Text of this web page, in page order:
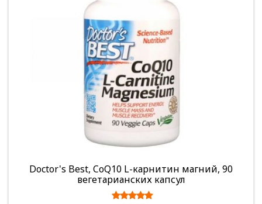
Doctor's Best, CoQ10 L-карнитин магний, 90
вегетарианских капсул